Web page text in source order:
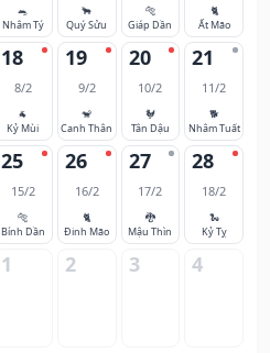
🐀
Nhâm Tý
🐂
Quý Sửu
🐅
Giáp Dần
🐈
Ất Mão
18
8/2
🐐
Kỷ Mùi
19
9/2
🐒
Canh Thân
20
10/2
🐓
Tân Dậu
21
11/2
🐕
Nhâm Tuất
25
15/2
🐅
Bính Dần
26
16/2
🐈
Đinh Mão
27
17/2
🐉
Mậu Thìn
28
18/2
🐍
Kỷ Tỵ
1 2 3 4